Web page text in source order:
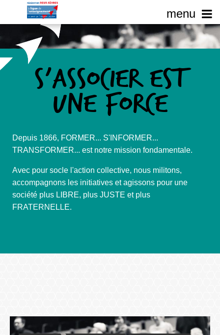
S'associer est
une force
Depuis 1866, FORMER... S'INFORMER...
TRANSFORMER... est notre mission fondamentale.
Avec pour socle l'action collective, nous militons,
accompagnons les initiatives et agissons pour une
société plus LIBRE, plus JUSTE et plus
FRATERNELLE.